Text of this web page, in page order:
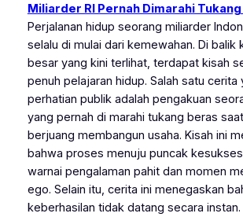
Miliarder RI Pernah Dimarahi
Perjalanan hidup seorang miliarder
selalu di mulai dari kemewahan. Di balik
besar yang kini terlihat, terdapat kisah
penuh pelajaran hidup. Salah satu cerita
perhatian publik adalah pengakuan
yang pernah di marahi tukang beras
berjuang membangun usaha. Kisah ini
bahwa proses menuju puncak
warnai pengalaman pahit dan momen
ego. Selain itu, cerita ini menegaskan
keberhasilan tidak datang secara instan.